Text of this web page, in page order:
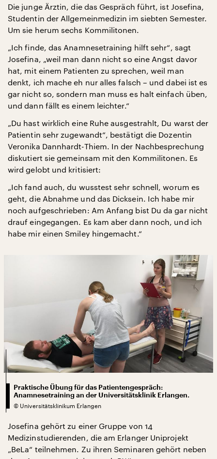
Die junge Ärztin, die das Gespräch führt, ist Josefina,
Studentin der Allgemeinmedizin im siebten Semester.
Um sie herum sechs Kommilitonen.
„Ich finde, das Anamnesetraining hilft sehr“, sagt
Josefina, „weil man dann nicht so eine Angst davor
hat, mit einem Patienten zu sprechen, weil man
denkt, ich mache eh nur alles falsch – und dabei ist es
gar nicht so, sondern man muss es halt einfach üben,
und dann fällt es einem leichter.“
„Du hast wirklich eine Ruhe ausgestrahlt, Du warst der
Patientin sehr zugewandt“, bestätigt die Dozentin
Veronika Dannhardt-Thiem. In der Nachbesprechung
diskutiert sie gemeinsam mit den Kommilitonen. Es
wird gelobt und kritisiert:
„Ich fand auch, du wusstest sehr schnell, worum es
geht, die Abnahme und das Dicksein. Ich habe mir
noch aufgeschrieben: Am Anfang bist Du da gar nicht
drauf eingegangen. Es kam aber dann noch, und ich
habe mir einen Smiley hingemacht.“
Praktische Übung für das Patientengespräch:
Anamnesetraining an der Universitätsklinik Erlangen.
© Universitätsklinikum Erlangen
Josefina gehört zu einer Gruppe von 14
Medizinstudierenden, die am Erlanger Uniprojekt
„BeLa“ teilnehmen. Zu ihren Seminaren gehört neben